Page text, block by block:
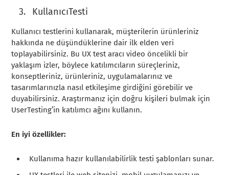
KullanıcıTesti
Kullanıcı testlerini kullanarak, müşterilerin ürünleriniz
hakkında ne düşündüklerine dair ilk elden veri
toplayabilirsiniz. Bu UX test aracı video öncelikli bir
yaklaşım izler, böylece katılımcıların süreçleriniz,
konseptleriniz, ürünleriniz, uygulamalarınız ve
tasarımlarınızla nasıl etkileşime girdiğini görebilir ve
duyabilirsiniz. Araştırmanız için doğru kişileri bulmak için
UserTesting’in katılımcı ağını kullanın.
En iyi özellikler:
Kullanıma hazır kullanılabilirlik testi şablonları sunar.